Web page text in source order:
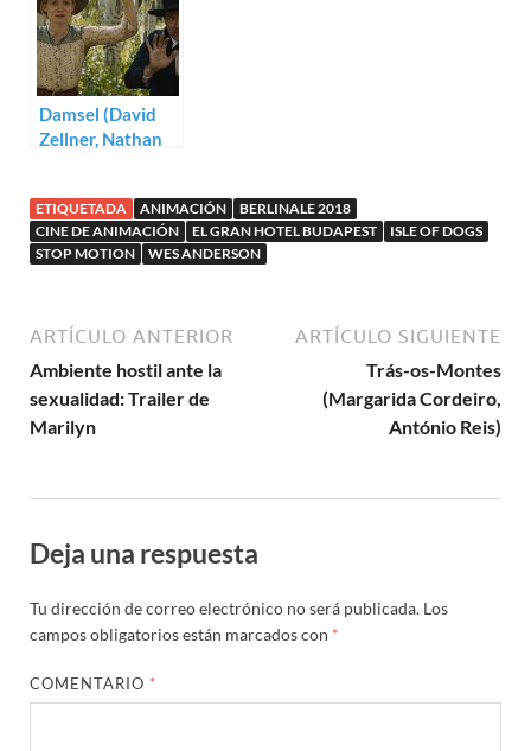
Damsel (David
Zellner, Nathan
ETIQUETADA ANIMACIÓN
BERLINALE 2018
CINE DE ANIMACIÓN
EL GRAN HOTEL BUDAPEST
ISLE OF DOGS
STOP MOTION
WES ANDERSON
ARTÍCULO ANTERIOR
Ambiente hostil ante la
sexualidad: Trailer de
Marilyn
ARTÍCULO SIGUIENTE
Trás-os-Montes
(Margarida Cordeiro,
António Reis)
Deja una respuesta
Tu dirección de correo electrónico no será publicada. Los
campos obligatorios están marcados con *
COMENTARIO *